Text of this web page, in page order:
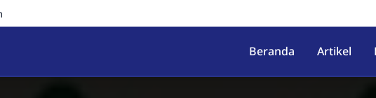
4 Cirahab, Kec. Lumbir, Kab.
Beranda Artikel